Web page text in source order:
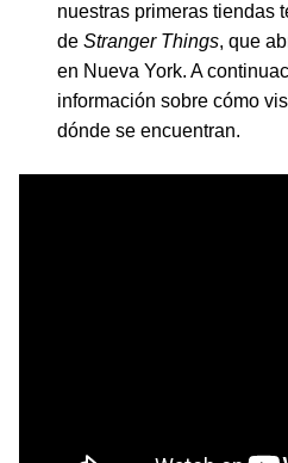
nuestras primeras tiendas
de Stranger Things, que
en Nueva York. A
información sobre cómo
dónde se encuentran.